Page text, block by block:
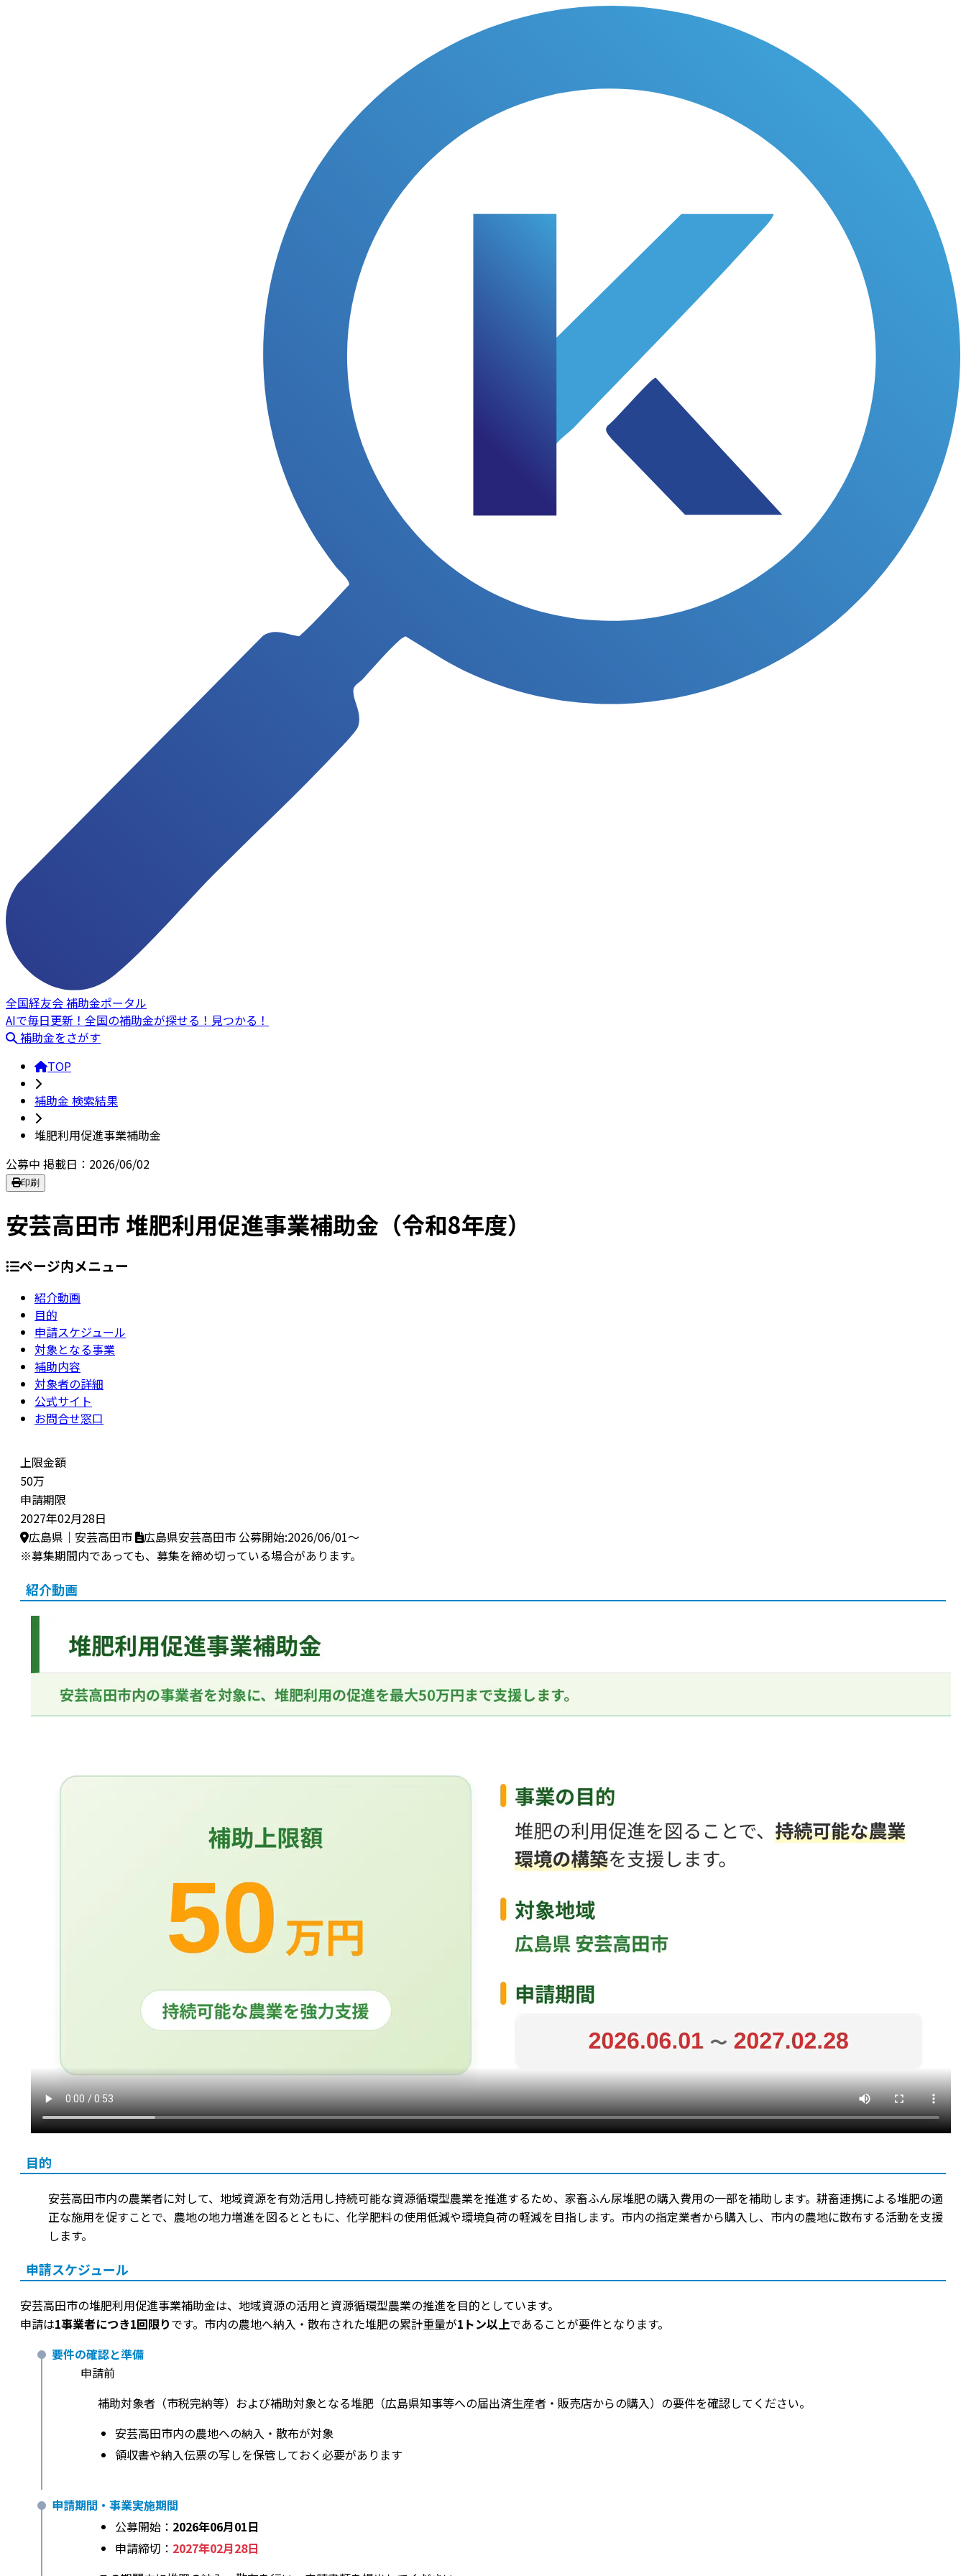
全国経友会 補助金ポータル
AIで毎日更新！全国の補助金が探せる！見つかる！
補助金をさがす
TOP
補助金 検索結果
堆肥利用促進事業補助金
公募中 掲載日：2026/06/02
印刷
安芸高田市 堆肥利用促進事業補助金（令和8年度）
ページ内メニュー
紹介動画
目的
申請スケジュール
対象となる事業
補助内容
対象者の詳細
公式サイト
お問合せ窓口
上限金額
50万
申請期限
2027年02月28日
広島県｜安芸高田市
広島県安芸高田市 公募開始:2026/06/01～
※募集期間内であっても、募集を締め切っている場合があります。
紹介動画
目的
安芸高田市内の農業者に対して、地域資源を有効活用し持続可能な資源循環型農業を推進するため、家畜ふん尿堆肥の購入費用の一部を補助します。耕畜連携による堆肥の適
正な施用を促すことで、農地の地力増進を図るとともに、化学肥料の使用低減や環境負荷の軽減を目指します。市内の指定業者から購入し、市内の農地に散布する活動を支援
します。
申請スケジュール
安芸高田市の堆肥利用促進事業補助金は、地域資源の活用と資源循環型農業の推進を目的としています。
申請は1事業者につき1回限りです。市内の農地へ納入・散布された堆肥の累計重量が1トン以上であることが要件となります。
要件の確認と準備
申請前
補助対象者（市税完納等）および補助対象となる堆肥（広島県知事等への届出済生産者・販売店からの購入）の要件を確認してください。
安芸高田市内の農地への納入・散布が対象
領収書や納入伝票の写しを保管しておく必要があります
申請期間・事業実施期間
公募開始： 2026年06月01日
申請締切： 2027年02月28日